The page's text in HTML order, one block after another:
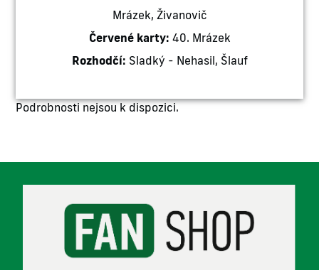
Mrázek, Živanovič
Červené karty: 40. Mrázek
Rozhodčí: Sladký - Nehasil, Šlauf
Podrobnosti nejsou k dispozici.